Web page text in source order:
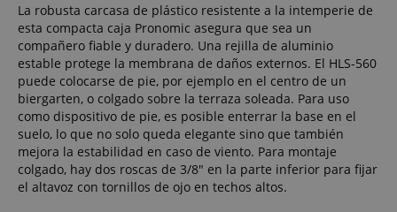
La robusta carcasa de plástico resistente a la intemperie de
esta compacta caja Pronomic asegura que sea un
compañero fiable y duradero. Una rejilla de aluminio
estable protege la membrana de daños externos. El HLS-560
puede colocarse de pie, por ejemplo en el centro de un
biergarten, o colgado sobre la terraza soleada. Para uso
como dispositivo de pie, es posible enterrar la base en el
suelo, lo que no solo queda elegante sino que también
mejora la estabilidad en caso de viento. Para montaje
colgado, hay dos roscas de 3/8" en la parte inferior para fijar
el altavoz con tornillos de ojo en techos altos.